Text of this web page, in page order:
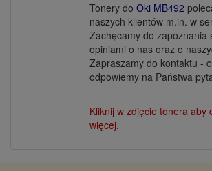
Tonery do Oki MB492
naszych klientów m.in. w
Zachęcamy do zapoznania
opiniami o nas oraz o
Zapraszamy do kontaktu -
odpowiemy na Państwa
Kliknij w zdjęcie tonera aby
więcej.